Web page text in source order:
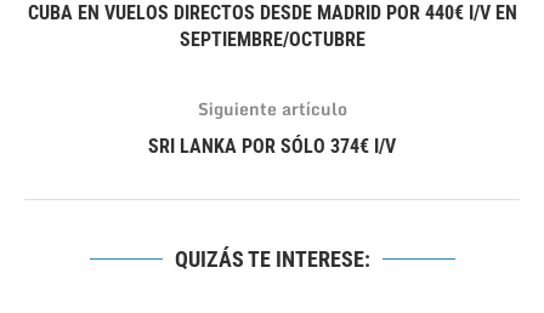
CUBA EN VUELOS DIRECTOS DESDE MADRID POR 440€ I/V EN
SEPTIEMBRE/OCTUBRE
Siguiente artículo
SRI LANKA POR SÓLO 374€ I/V
QUIZÁS TE INTERESE: